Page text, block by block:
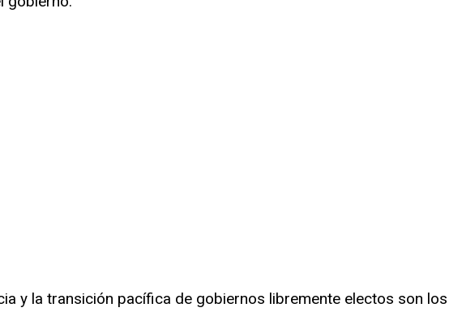
y la transición pacífica de gobiernos libremente electos son los